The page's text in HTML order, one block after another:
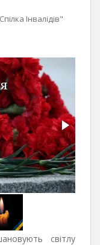
Інвалідів"
світлу